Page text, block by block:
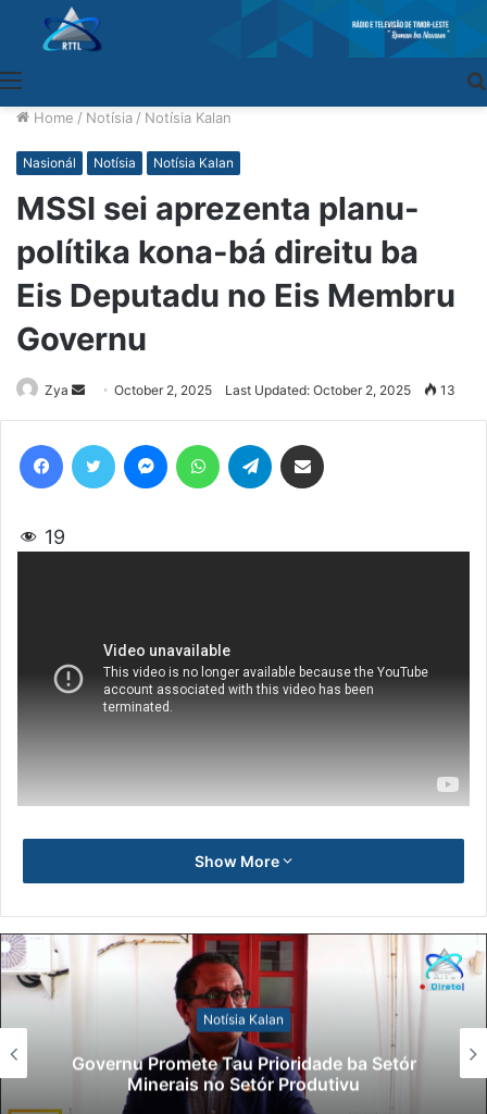
Home / Notísia / Notísia Kalan
Nasionál Notísia Notísia Kalan
MSSI sei aprezenta planu-
polítika kona-bá direitu ba
Eis Deputadu no Eis Membru
Governu
Zya
Send
an
email
October 2, 2025 Last Updated: October 2, 2025 13
19
Show More
Notísia Kalan
Governu Promete Tau Prioridade ba Setór
Minerais no Setór Produtivu